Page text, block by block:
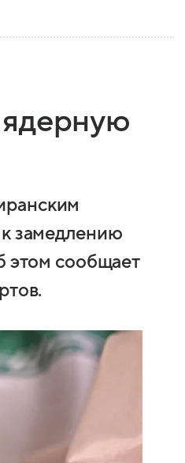
замедлению
этом сообщает